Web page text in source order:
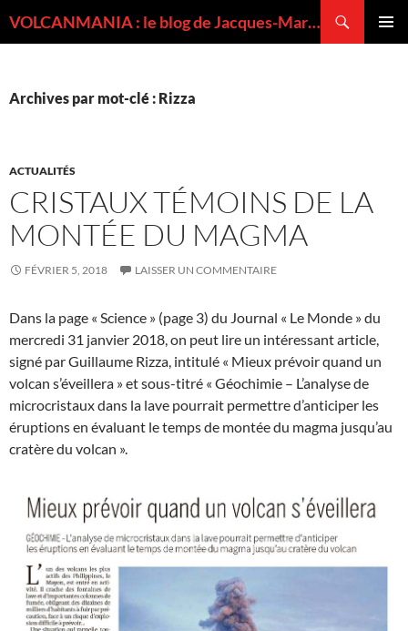
VOLCANMANIA : le blog de Jacques-Marie BARDINTZEFF, volcanologue
Archives par mot-clé : Rizza
ACTUALITÉS
CRISTAUX TÉMOINS DE LA
MONTÉE DU MAGMA
FÉVRIER 5, 2018 LAISSER UN COMMENTAIRE
Dans la page « Science » (page 3) du Journal « Le Monde » du
mercredi 31 janvier 2018, on peut lire un intéressant article,
signé par Guillaume Rizza, intitulé « Mieux prévoir quand un
volcan s’éveillera » et sous-titré « Géochimie – L’analyse de
microcristaux dans la lave pourrait permettre d’anticiper les
éruptions en évaluant le temps de montée du magma jusqu’au
cratère du volcan ».